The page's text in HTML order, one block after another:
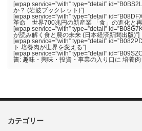
[wpap service=”with” type=”detail”
か？ (岩波ブックレット)”]
[wpap service=”with” type=”detail”
革命 世界700兆円の新産業 「食」の進化と再
[wpap service=”with” type=”detail”
が読み解く食と農の未来 (日本経済新聞出版)”]
[wpap service=”with” type=”detail”
ト 培養肉が世界を変える”]
[wpap service=”with” type=”detail”
書: 趣味・興味・投資・事業の入り口に 培養肉
カテゴリー